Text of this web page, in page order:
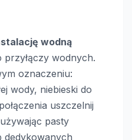
wodną
przyłączy wodnych.
oznaczeniu:
wody, niebieski do
uszczelnij
pasty
dedykowanych